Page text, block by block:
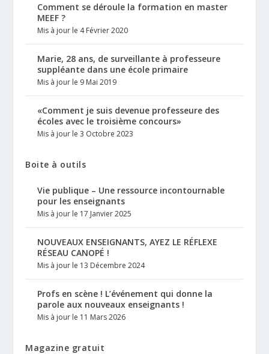
Comment se déroule la formation en master
MEEF ?
Mis à jour le 4 Février 2020
Marie, 28 ans, de surveillante à professeure
suppléante dans une école primaire
Mis à jour le 9 Mai 2019
«Comment je suis devenue professeure des
écoles avec le troisième concours»
Mis à jour le 3 Octobre 2023
Boite à outils
Vie publique – Une ressource incontournable
pour les enseignants
Mis à jour le 17 Janvier 2025
NOUVEAUX ENSEIGNANTS, AYEZ LE RÉFLEXE
RÉSEAU CANOPÉ !
Mis à jour le 13 Décembre 2024
Profs en scène ! L’événement qui donne la
parole aux nouveaux enseignants !
Mis à jour le 11 Mars 2026
Magazine gratuit